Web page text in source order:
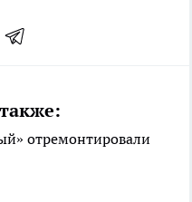
отремонтировали